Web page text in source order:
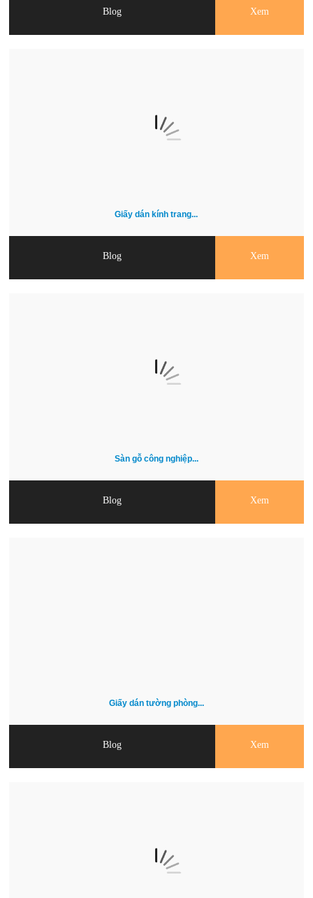
Blog Xem
Giấy dán kính trang...
Blog Xem
Sàn gỗ công nghiệp...
Blog Xem
Giấy dán tường phòng...
Blog Xem